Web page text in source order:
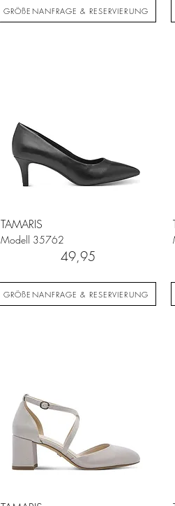
GRÖßENANFRAGE & RESERVIERUNG
TAMARIS
35762
Modell
49,95
GRÖßENANFRAGE & RESERVIERUNG